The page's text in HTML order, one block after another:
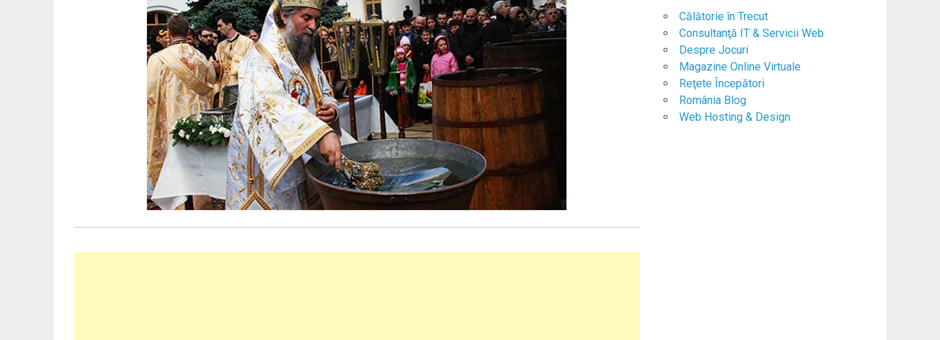
Călătorie în Trecut
Consultanţă IT & Servicii Web
Despre Jocuri
Magazine Online Virtuale
Reţete Începători
România Blog
Web Hosting & Design